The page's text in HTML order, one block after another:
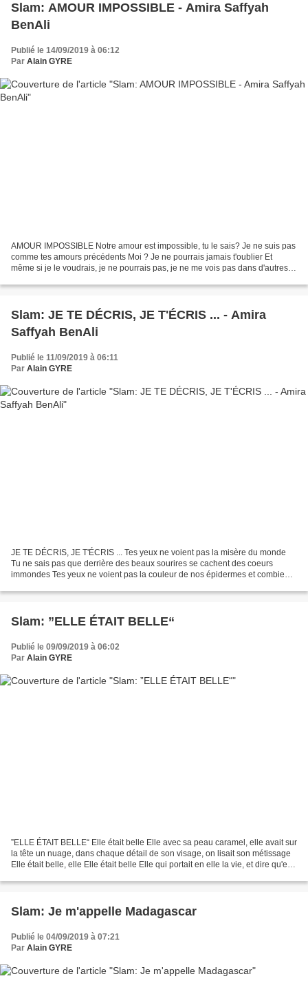
Slam: AMOUR IMPOSSIBLE - Amira Saffyah
BenAli
Publié le 14/09/2019 à 06:12
Par Alain GYRE
AMOUR IMPOSSIBLE Notre amour est impossible, tu le sais? Je ne suis pas
comme tes amours précédents Moi ? Je ne pourrais jamais t'oublier Et
même si je le voudrais, je ne pourrais pas, je ne me vois pas dans d'autres
Slam: JE TE DÉCRIS, JE T'ÉCRIS ... - Amira
Saffyah BenAli
Publié le 11/09/2019 à 06:11
Par Alain GYRE
JE TE DÉCRIS, JE T'ÉCRIS ... Tes yeux ne voient pas la misère du monde
Tu ne sais pas que derrière des beaux sourires se cachent des coeurs
immondes Tes yeux ne voient pas la couleur de nos épidermes et combien
Slam: ”ELLE ÉTAIT BELLE“
Publié le 09/09/2019 à 06:02
Par Alain GYRE
”ELLE ÉTAIT BELLE“ Elle était belle Elle avec sa peau caramel, elle avait sur
la tête un nuage, dans chaque détail de son visage, on lisait son métissage
Elle était belle, elle Elle était belle Elle qui portait en elle la vie, et dire qu'elle
Slam: Je m'appelle Madagascar
Publié le 04/09/2019 à 07:21
Par Alain GYRE